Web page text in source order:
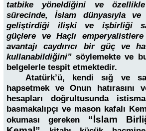
tatbike yöneldiğini ve
sürecinde, İslam dünyasıyla ve
geliştirdiği ilişki ve işbirliği
güçlere ve Haçlı
avantajı caydırıcı bir güç ve
kullanabildiğini” söylemekte ve
belgelerle tespit etmektedir.
Atatürk’ü, kendi sığ ve
hapsetmek ve Onun hatırasını
hesapları doğrultusunda
basmakalıpçı ve mason kafalı
okuması gereken “İslam